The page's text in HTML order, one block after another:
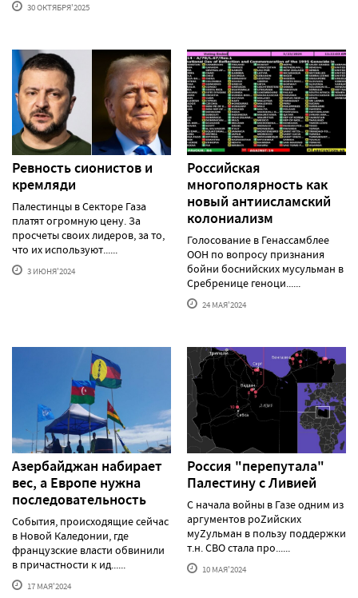
30 ОКТЯБРЯ'2025
Ревность сионистов и
кремляди
Палестинцы в Секторе Газа
платят огромную цену. За
просчеты своих лидеров, за то,
что их используют......
3 ИЮНЯ'2024
Российская
многополярность как
новый антиисламский
колониализм
Голосование в Генассамблее
ООН по вопросу признания
бойни боснийских мусульман в
Сребренице геноци......
24 МАЯ'2024
Азербайджан набирает
вес, а Европе нужна
последовательность
События, происходящие сейчас
в Новой Каледонии, где
французские власти обвинили
в причастности к ид......
17 МАЯ'2024
Россия "перепутала"
Палестину с Ливией
С начала войны в Газе одним из
аргументов роZийских
муZульман в пользу поддержки
т.н. СВО стала про......
10 МАЯ'2024